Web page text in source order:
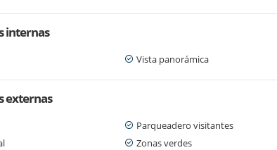
internas
Vista panorámica
externas
Parqueadero visitantes
Zonas verdes